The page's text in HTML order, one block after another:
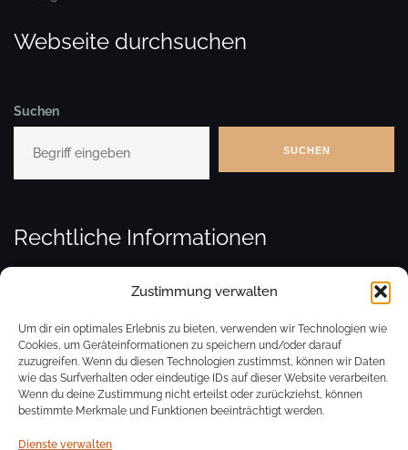
Zustimmung verwalten
Um dir ein optimales Erlebnis zu bieten, verwenden wir Technologien wie
Cookies, um Geräteinformationen zu speichern und/oder darauf
zuzugreifen. Wenn du diesen Technologien zustimmst, können wir Daten
wie das Surfverhalten oder eindeutige IDs auf dieser Website verarbeiten.
Wenn du deine Zustimmung nicht erteilst oder zurückziehst, können
bestimmte Merkmale und Funktionen beeinträchtigt werden.
Dienste verwalten
Webseite durchsuchen
Suchen
SUCHEN
Rechtliche Informationen
Impressum